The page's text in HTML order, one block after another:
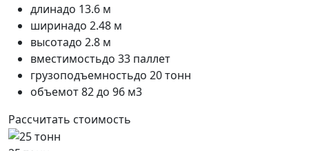
длинадо 13.6 м
ширинадо 2.48 м
высотадо 2.8 м
вместимостьдо 33 паллет
грузоподъемностьдо 20 тонн
объемот 82 до 96 м3
Рассчитать стоимость